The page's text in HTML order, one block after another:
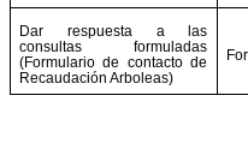
Dar respuesta a las
consultas formuladas
(Formulario de contacto de
Recaudación Arboleas)